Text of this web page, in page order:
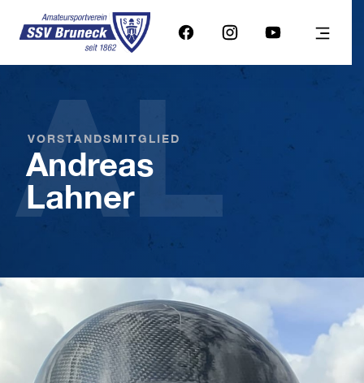
VORSTANDSMITGLIED
Andreas
Lahner
AL